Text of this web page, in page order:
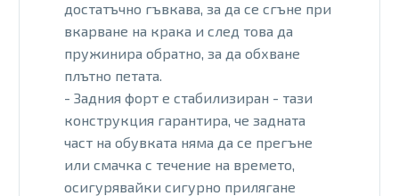
достатъчно гъвкава, за да се сгъне при
вкарване на крака и след това да
пружинира обратно, за да обхване
плътно петата.
- Задния форт е стабилизиран - тази
конструкция гарантира, че задната
част на обувката няма да се прегъне
или смачка с течение на времето,
осигурявайки сигурно прилягане